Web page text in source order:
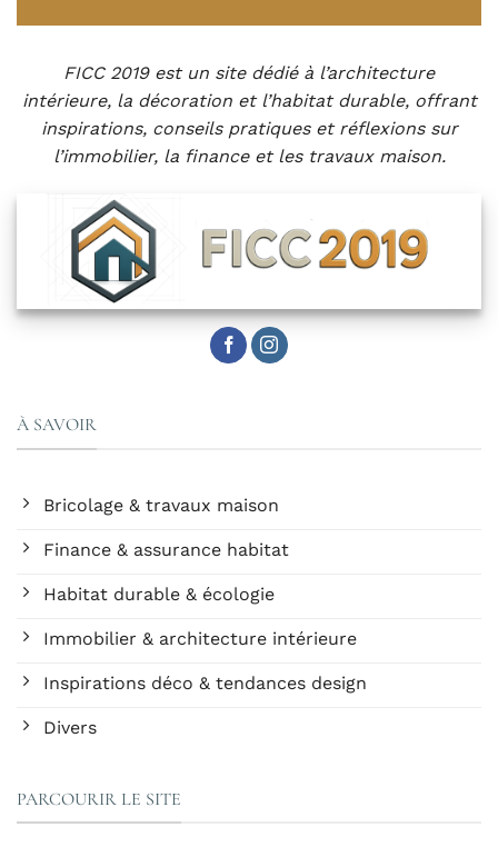
FICC 2019 est un site dédié à l’architecture
intérieure, la décoration et l’habitat durable, offrant
inspirations, conseils pratiques et réflexions sur
l’immobilier, la finance et les travaux maison.
À SAVOIR
Bricolage & travaux maison
Finance & assurance habitat
Habitat durable & écologie
Immobilier & architecture intérieure
Inspirations déco & tendances design
Divers
PARCOURIR LE SITE